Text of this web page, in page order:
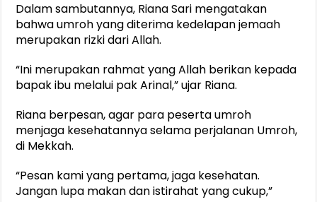
Dalam sambutannya, Riana Sari mengatakan
bahwa umroh yang diterima kedelapan jemaah
merupakan rizki dari Allah.
“Ini merupakan rahmat yang Allah berikan kepada
bapak ibu melalui pak Arinal,” ujar Riana.
Riana berpesan, agar para peserta umroh
menjaga kesehatannya selama perjalanan Umroh,
di Mekkah.
“Pesan kami yang pertama, jaga kesehatan.
Jangan lupa makan dan istirahat yang cukup,”